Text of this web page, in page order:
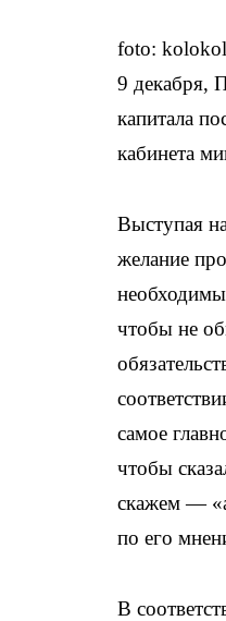
foto:
9 декабря,
капитала
кабинета
Выступая
желание
чтобы не
самое
чтобы
скажем —
по его
В